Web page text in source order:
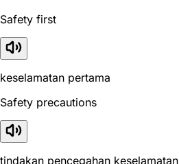
Safety first
keselamatan pertama
Safety precautions
tindakan pencegahan keselamatan